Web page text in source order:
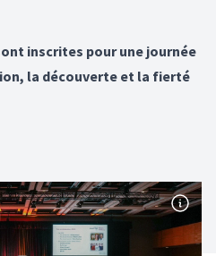
inscrites pour une journée
la découverte et la fierté